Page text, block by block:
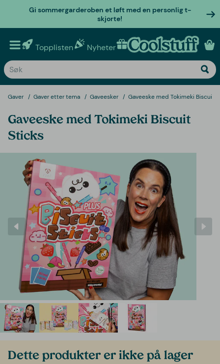
Gi sommergarderoben et løft med en personlig t-
skjorte!
Topplisten Nyheter Personlige gaver
Gaver Gaver etter tema Gaveesker Gaveeske med Tokimeki Biscuit
Gaveeske med Tokimeki Biscuit
Sticks
Dette produkter er ikke på lager